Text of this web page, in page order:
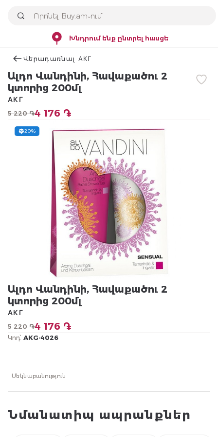
Խնդրում ենք ընտրել հասցե
Վերադառնալ АКГ
Ալդո Վանդինի, Հավաքածու 2
կտորից 200մլ
5 220 ֏4 176 ֏
АКГ
20%
Ալդո Վանդինի, Հավաքածու 2
կտորից 200մլ
5 220 ֏4 176 ֏
АКГ
Կոդ՝ AKG-4026
Մեկնաբանություն
Նմանատիպ ապրանքներ